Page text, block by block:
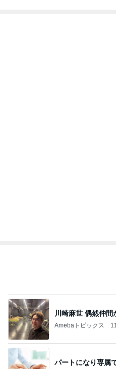
川崎麻世 偶然仲間
Amebaトピックス
パートになり専属